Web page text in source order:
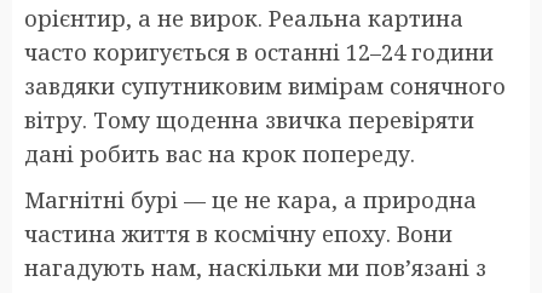
орієнтир, а не вирок. Реальна картина
часто коригується в останні 12–24 години
завдяки супутниковим вимірам сонячного
вітру. Тому щоденна звичка перевіряти
дані робить вас на крок попереду.
Магнітні бурі — це не кара, а природна
частина життя в космічну епоху. Вони
нагадують нам, наскільки ми пов’язані з